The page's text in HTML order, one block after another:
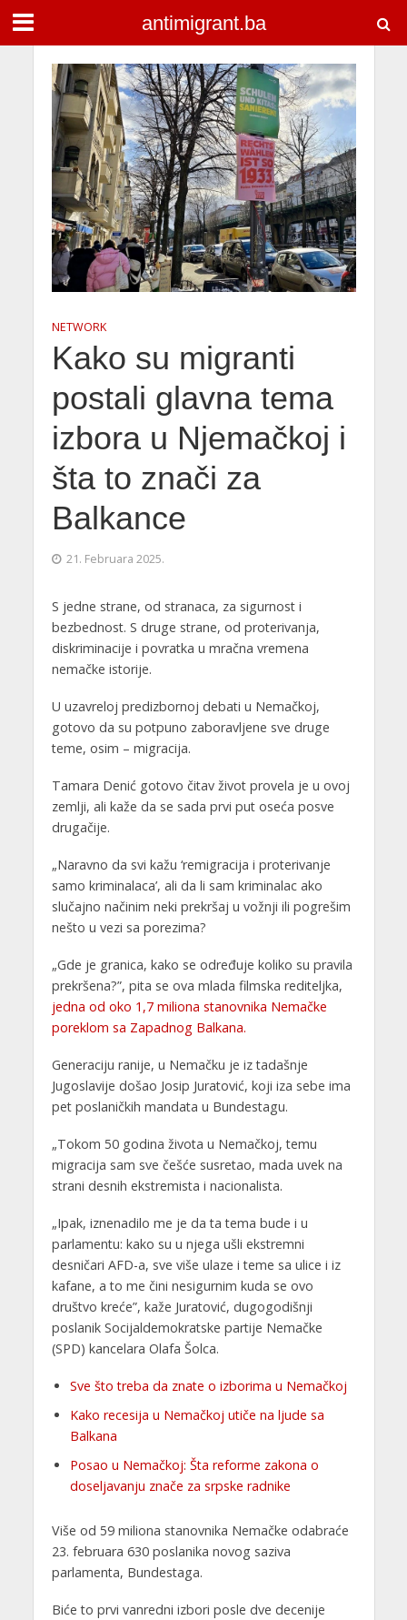
antimigrant.ba
NETWORK
Kako su migranti
postali glavna tema
izbora u Njemačkoj i
šta to znači za
Balkance
21. Februara 2025.
S jedne strane, od stranaca, za sigurnost i
bezbednost. S druge strane, od proterivanja,
diskriminacije i povratka u mračna vremena
nemačke istorije.
U uzavreloj predizbornoj debati u Nemačkoj,
gotovo da su potpuno zaboravljene sve druge
teme, osim – migracija.
Tamara Denić gotovo čitav život provela je u ovoj
zemlji, ali kaže da se sada prvi put oseća posve
drugačije.
„Naravno da svi kažu ‘remigracija i proterivanje
samo kriminalaca’, ali da li sam kriminalac ako
slučajno načinim neki prekršaj u vožnji ili pogrešim
nešto u vezi sa porezima?
„Gde je granica, kako se određuje koliko su pravila
prekršena?”, pita se ova mlada filmska rediteljka,
jedna od oko 1,7 miliona stanovnika Nemačke
poreklom sa Zapadnog Balkana.
Generaciju ranije, u Nemačku je iz tadašnje
Jugoslavije došao Josip Juratović, koji iza sebe ima
pet poslaničkih mandata u Bundestagu.
„Tokom 50 godina života u Nemačkoj, temu
migracija sam sve češće susretao, mada uvek na
strani desnih ekstremista i nacionalista.
„Ipak, iznenadilo me je da ta tema bude i u
parlamentu: kako su u njega ušli ekstremni
desničari AFD-a, sve više ulaze i teme sa ulice i iz
kafane, a to me čini nesigurnim kuda se ovo
društvo kreće”, kaže Juratović, dugogodišnji
poslanik Socijaldemokratske partije Nemačke
(SPD) kancelara Olafa Šolca.
Sve što treba da znate o izborima u Nemačkoj
Kako recesija u Nemačkoj utiče na ljude sa
Balkana
Posao u Nemačkoj: Šta reforme zakona o
doseljavanju znače za srpske radnike
Više od 59 miliona stanovnika Nemačke odabraće
23. februara 630 poslanika novog saziva
parlamenta, Bundestaga.
Biće to prvi vanredni izbori posle dve decenije